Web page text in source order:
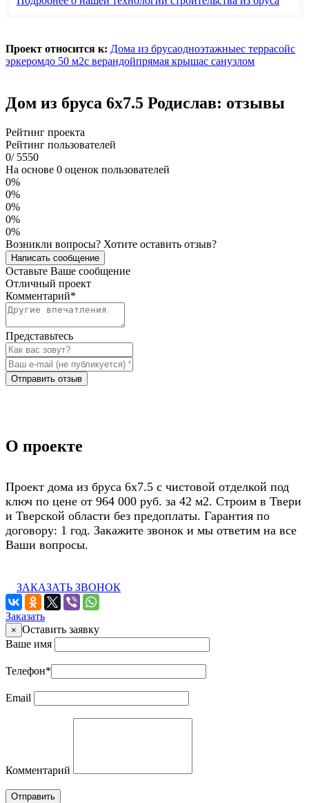
Проект относится к: Дома из брусаодноэтажныес террасойс
эркеромдо 50 м2с верандойпрямая крышас санузлом
Дом из бруса 6х7.5 Родислав: отзывы
Рейтинг проекта
Рейтинг пользователей
0/5550
На основе 0 оценок пользователей
0%
0%
0%
0%
0%
Возникли вопросы? Хотите оставить отзыв?
Написать сообщение
Оставьте Ваше сообщение
Отличный проект
Комментарий*
Представьтесь
Отправить отзыв
О проекте
Проект дома из бруса 6х7.5 с чистовой отделкой под
ключ по цене от 964 000 руб. за 42 м2. Строим в Твери
и Тверской области без предоплаты. Гарантия по
договору: 1 год. Закажите звонок и мы ответим на все
Ваши вопросы.
ЗАКАЗАТЬ ЗВОНОК
Заказать
× Оставить заявку
Ваше имя
Телефон*
Email
Комментарий
Отправить